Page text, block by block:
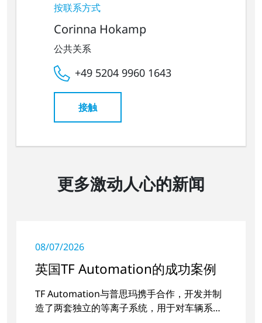
按联系方式
Corinna Hokamp
公共关系
+49 5204 9960 1643
接触
更多激动人心的新闻
08/07/2026
英国TF Automation的成功案例
TF Automation与普思玛携手合作，开发并制
造了两套独立的等离子系统，用于对车辆系统